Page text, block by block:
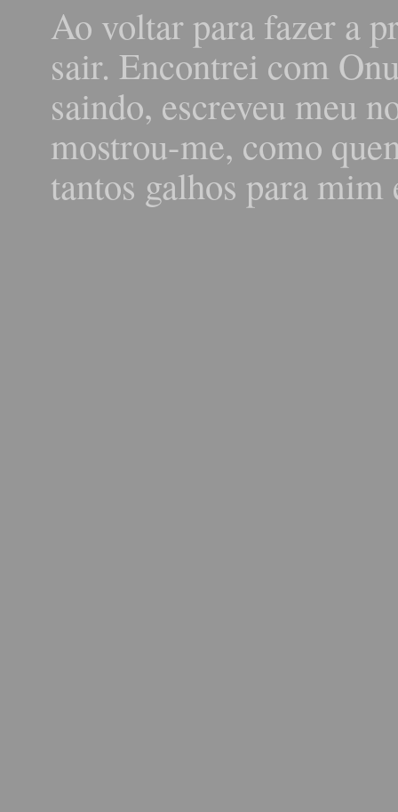
Ao voltar para fazer a
sair. Encontrei com
saindo, escreveu meu
mostrou-me, como
tantos galhos para mim